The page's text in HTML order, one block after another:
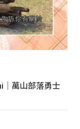
｜萬山部落勇士